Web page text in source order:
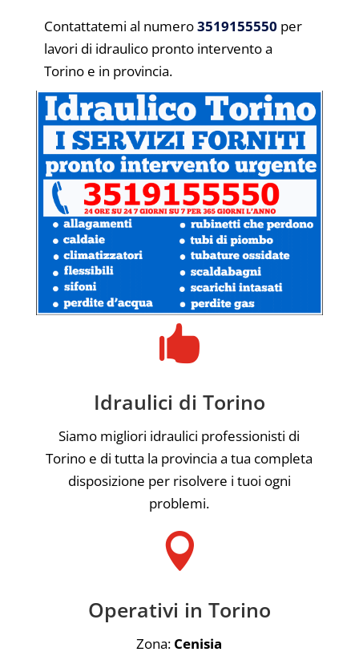
Contattatemi al numero3519155550 per
lavori di idraulico pronto intervento a
Torino e in provincia.

Idraulici di Torino
Siamo migliori idraulici professionisti di
Torino e di tutta la provincia a tua completa
disposizione per risolvere i tuoi ogni
problemi.

Operativi in Torino
Zona: Cenisia